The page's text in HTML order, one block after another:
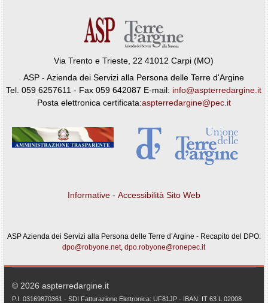
Via Trento e Trieste, 22 41012 Carpi (MO)
ASP - Azienda dei Servizi alla Persona delle Terre d'Argine
Tel. 059 6257611 - Fax 059 642087 E-mail: info@aspterredargine.it
Posta elettronica certificata:aspterredargine@pec.it
Informative - Accessibilità Sito Web
ASP Azienda dei Servizi alla Persona delle Terre d’Argine - Recapito del DPO:
dpo@robyone.net,dpo.robyone@ronepec.it
© 2026 aspterredargine.it
P.I. 03169870361 - SDI Fatturazione Elettronica: UF81JP - IBAN: IT 63 L 02008